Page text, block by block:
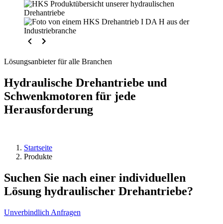
Lösungsanbieter für alle Branchen
Hydraulische Drehantriebe und
Schwenkmotoren für jede
Herausforderung
Startseite
Produkte
Suchen Sie nach einer individuellen
Lösung hydraulischer Drehantriebe?
Unverbindlich Anfragen